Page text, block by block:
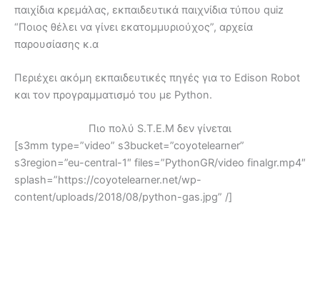
παιχίδια κρεμάλας, εκπαιδευτικά παιχνίδια τύπου quiz
“Ποιος θέλει να γίνει εκατομμυριούχος”, αρχεία
παρουσίασης κ.α
Περιέχει ακόμη εκπαιδευτικές πηγές για το Edison Robot
και τον προγραμματισμό του με Python.
Πιο πολύ S.T.E.M δεν γίνεται
[s3mm type=”video” s3bucket=”coyotelearner”
s3region=”eu-central-1″ files=”PythonGR/video finalgr.mp4″
splash=”https://coyotelearner.net/wp-
content/uploads/2018/08/python-gas.jpg” /]